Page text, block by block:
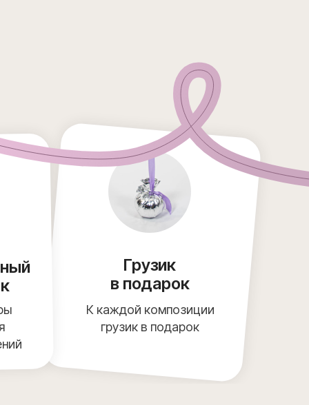
К каждой композиции
грузик в подарок
Грузик
в подарок